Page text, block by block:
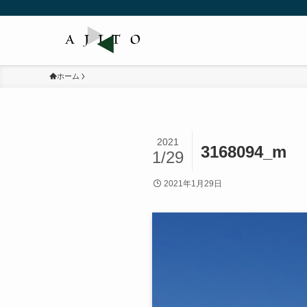
ホーム
3168094_m
2021
1/29
2021年1月29日